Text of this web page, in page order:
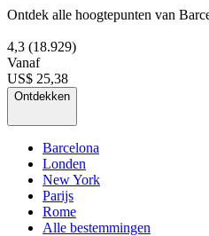
Ontdek alle hoogtepunten van
4,3 (18.929)
Vanaf
US$ 25,38
Ontdekken
Barcelona
Londen
New York
Parijs
Rome
Alle bestemmingen